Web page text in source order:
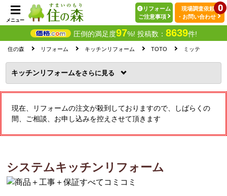
メニュー
リフォーム
ご注意事項
0
現場調査依頼
・お問い合わせ
圧倒的満足度97%! 投稿数： 8639件!
住の森 リフォーム キッチンリフォーム TOTO ミッテ
キッチンリフォームを
現在、リフォームの注文が殺到しておりますので、しばらくの
間、ご相談、お申し込みを控えさせて頂きます
システムキッチンリフォーム